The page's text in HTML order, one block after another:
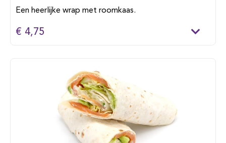
Een heerlijke wrap met roomkaas.
€ 4,75